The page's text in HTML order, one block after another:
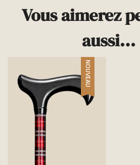
Vous aimerez
aussi...
NOUVEAU